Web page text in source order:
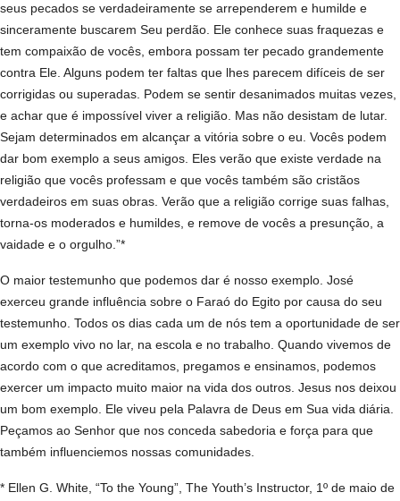
seus pecados se verdadeiramente se arrependerem e humilde e
sinceramente buscarem Seu perdão. Ele conhece suas fraquezas e
tem compaixão de vocês, embora possam ter pecado grandemente
contra Ele. Alguns podem ter faltas que lhes parecem difíceis de ser
corrigidas ou superadas. Podem se sentir desanimados muitas vezes,
e achar que é impossível viver a religião. Mas não desistam de lutar.
Sejam determinados em alcançar a vitória sobre o eu. Vocês podem
dar bom exemplo a seus amigos. Eles verão que existe verdade na
religião que vocês professam e que vocês também são cristãos
verdadeiros em suas obras. Verão que a religião corrige suas falhas,
torna-os moderados e humildes, e remove de vocês a presunção, a
vaidade e o orgulho.”*
O maior testemunho que podemos dar é nosso exemplo. José
exerceu grande influência sobre o Faraó do Egito por causa do seu
testemunho. Todos os dias cada um de nós tem a oportunidade de ser
um exemplo vivo no lar, na escola e no trabalho. Quando vivemos de
acordo com o que acreditamos, pregamos e ensinamos, podemos
exercer um impacto muito maior na vida dos outros. Jesus nos deixou
um bom exemplo. Ele viveu pela Palavra de Deus em Sua vida diária.
Peçamos ao Senhor que nos conceda sabedoria e força para que
também influenciemos nossas comunidades.
* Ellen G. White, “To the Young”, The Youth’s Instructor, 1º de maio de